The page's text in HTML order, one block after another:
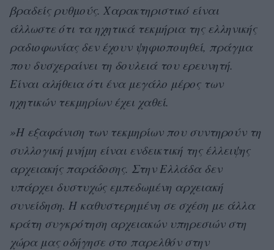
βραδείς ρυθμούς. Χαρακτηριστικό είναι
άλλωστε ότι τα ηχητικά τεκμήρια της ελληνικής
ραδιοφωνίας δεν έχουν ψηφιοποιηθεί, πράγμα
που δυσχεραίνει τη δουλειά του ερευνητή.
Είναι αλήθεια ότι ένα μεγάλο μέρος των
ηχητικών τεκμηρίων έχει χαθεί.
»Η εξαφάνιση των τεκμηρίων που συντηρούν τη
συλλογική μνήμη είναι ενδεικτική της έλλειψης
αρχειακής παράδοσης. Στην Ελλάδα δεν
υπάρχει δυστυχώς εμπεδωμένη αρχειακή
συνείδηση. Η καθυστερημένη σε σχέση με άλλα
κράτη συγκρότηση αρχειακών υπηρεσιών στη
χώρα μας οδήγησε στο παρελθόν στην